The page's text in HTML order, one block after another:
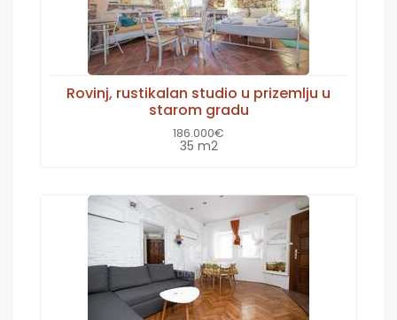
Rovinj, rustikalan studio u prizemlju u
starom gradu
186.000€
35 m2